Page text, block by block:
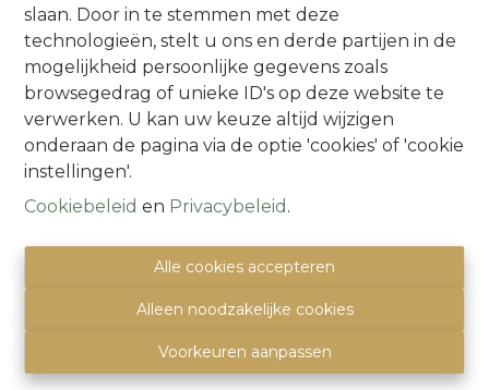
slaan. Door in te stemmen met deze
technologieën, stelt u ons en derde partijen in de
mogelijkheid persoonlijke gegevens zoals
browsegedrag of unieke ID's op deze website te
verwerken. U kan uw keuze altijd wijzigen
onderaan de pagina via de optie 'cookies' of 'cookie
instellingen'.
Cookiebeleid en Privacybeleid .
Alle cookies accepteren
Alleen noodzakelijke cookies
Voorkeuren aanpassen
Contact
1501 Halle (Buizingen)
(Parking naast de deur)
info@immoquartier.be
Privacy statement